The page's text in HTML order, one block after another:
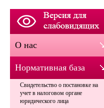
О нас
Нормативная база
Свидетельство о постановке на
учет в налоговом органе
юридического лица